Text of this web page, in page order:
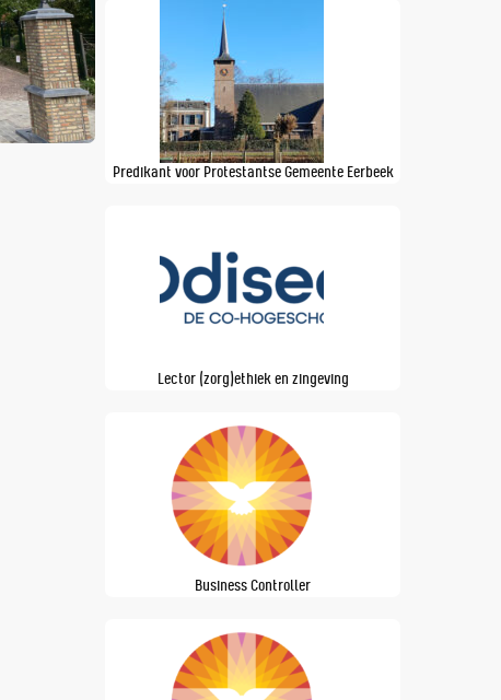
Predikant voor Protestantse Gemeente Eerbeek
Lector (zorg)ethiek en zingeving
Business Controller